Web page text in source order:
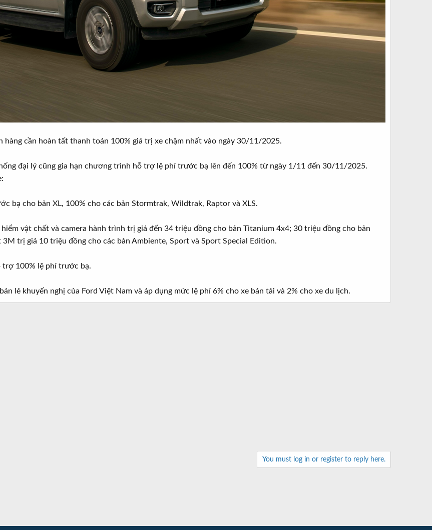
hàng cần hoàn tất thanh toán 100% giá trị xe chậm nhất vào ngày 30/11/2025.
đại lý cũng gia hạn chương trình hỗ trợ lệ phí trước bạ lên đến 100% từ ngày 1/11 đến 30/11/2025.
bạ cho bản XL, 100% cho các bản Stormtrak, Wildtrak, Raptor và XLS.
hiểm vật chất và camera hành trình trị giá đến 34 triệu đồng cho bản Titanium 4x4; 30 triệu đồng cho bản
trị giá 10 triệu đồng cho các bản Ambiente, Sport và Sport Special Edition.
trợ 100% lệ phí trước bạ.
lẻ khuyến nghị của Ford Việt Nam và áp dụng mức lệ phí 6% cho xe bán tải và 2% cho xe du lịch.
You must log in or register to reply here.